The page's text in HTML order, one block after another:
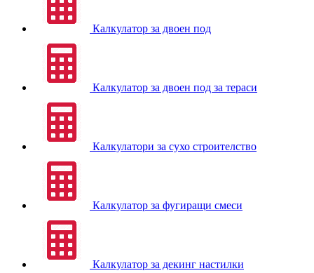
Калкулатор за двоен под
Калкулатор за двоен под за тераси
Калкулатори за сухо строителство
Калкулатор за фугиращи смеси
Калкулатор за декинг настилки